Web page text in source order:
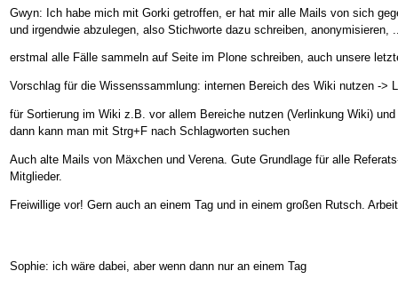
Gwyn: Ich habe mich mit Gorki getroffen, er hat mir alle Mails von sich
und irgendwie abzulegen, also Stichworte dazu schreiben, anonymisieren,
erstmal alle Fälle sammeln auf Seite im Plone schreiben, auch unsere
Vorschlag für die Wissenssammlung: internen Bereich des Wiki nutzen ->
für Sortierung im Wiki z.B. vor allem Bereiche nutzen (Verlinkung Wiki)
dann kann man mit Strg+F nach Schlagworten suchen
Auch alte Mails von Mäxchen und Verena. Gute Grundlage für alle
Mitglieder.
Freiwillige vor! Gern auch an einem Tag und in einem großen Rutsch.
Sophie: ich wäre dabei, aber wenn dann nur an einem Tag